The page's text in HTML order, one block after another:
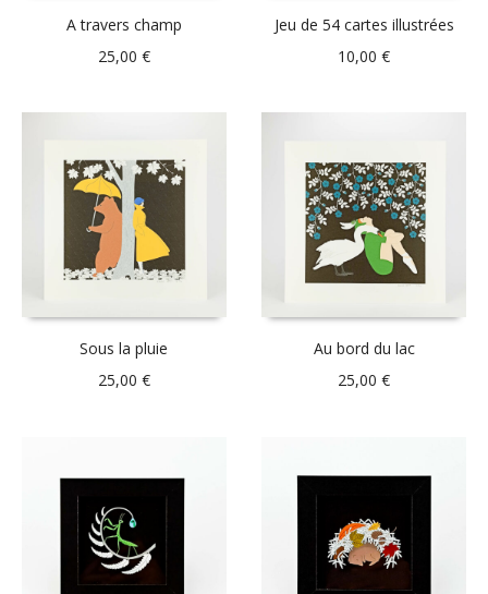
A travers champ
25,00 €
Jeu de 54 cartes illustrées
10,00€
Sous la pluie
25,00 €
Au bord du lac
25,00€